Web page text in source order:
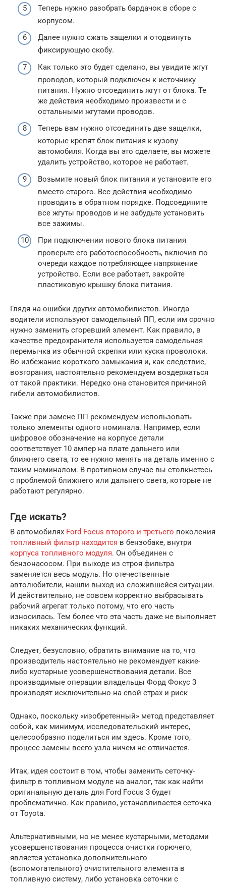
Теперь нужно разобрать бардачок в сборе с
корпусом.
Далее нужно сжать защелки и отодвинуть
фиксирующую скобу.
Как только это будет сделано, вы увидите жгут
проводов, который подключен к источнику
питания. Нужно отсоединить жгут от блока. Те
же действия необходимо произвести и с
остальными жгутами проводов.
Теперь вам нужно отсоединить две защелки,
которые крепят блок питания к кузову
автомобиля. Когда вы это сделаете, вы можете
удалить устройство, которое не работает.
Возьмите новый блок питания и установите его
вместо старого. Все действия необходимо
проводить в обратном порядке. Подсоедините
все жгуты проводов и не забудьте установить
все зажимы.
При подключении нового блока питания
проверьте его работоспособность, включив по
очереди каждое потребляющее напряжение
устройство. Если все работает, закройте
пластиковую крышку блока питания.
Глядя на ошибки других автомобилистов. Иногда
водители используют самодельный ПП, если им срочно
нужно заменить сгоревший элемент. Как правило, в
качестве предохранителя используется самодельная
перемычка из обычной скрепки или куска проволоки.
Во избежание короткого замыкания и, как следствие,
возгорания, настоятельно рекомендуем воздержаться
от такой практики. Нередко она становится причиной
гибели автомобилистов.
Также при замене ПП рекомендуем использовать
только элементы одного номинала. Например, если
цифровое обозначение на корпусе детали
соответствует 10 ампер на плате дальнего или
ближнего света, то ее нужно менять на деталь именно с
таким номиналом. В противном случае вы столкнетесь
с проблемой ближнего или дальнего света, которые не
работают регулярно.
Где искать?
В автомобилях Ford Focus второго и третьего поколения
топливный фильтр находится в бензобаке, внутри
корпуса топливного модуля. Он объединен с
бензонасосом. При выходе из строя фильтра
заменяется весь модуль. Но отечественные
автолюбители, нашли выход из сложившейся ситуации.
И действительно, не совсем корректно выбрасывать
рабочий агрегат только потому, что его часть
износилась. Тем более что эта часть даже не выполняет
никаких механических функций.
Следует, безусловно, обратить внимание на то, что
производитель настоятельно не рекомендует какие-
либо кустарные усовершенствования детали. Все
производимые операции владельцы Форд Фокус 3
производят исключительно на свой страх и риск
Однако, поскольку «изобретенный» метод представляет
собой, как минимум, исследовательский интерес,
целесообразно поделиться им здесь. Кроме того,
процесс замены всего узла ничем не отличается.
Итак, идея состоит в том, чтобы заменить сеточку-
фильтр в топливном модуле на аналог, так как найти
оригинальную деталь для Ford Focus 3 будет
проблематично. Как правило, устанавливается сеточка
от Toyota.
Альтернативными, но не менее кустарными, методами
усовершенствования процесса очистки горючего,
является установка дополнительного
(вспомогательного) очистительного элемента в
топливную систему, либо установка сеточки с